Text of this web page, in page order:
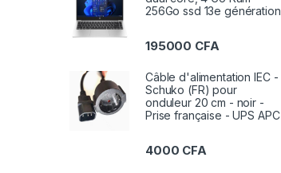
256Go ssd 13e génération
195000 CFA
Câble d'alimentation IEC -
Schuko (FR) pour
onduleur 20 cm - noir -
Prise française - UPS APC
4000 CFA